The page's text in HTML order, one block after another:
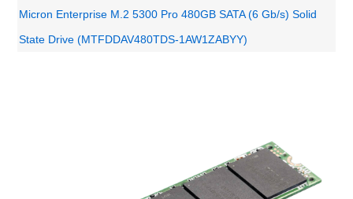
Micron Enterprise M.2 5300 Pro 480GB SATA (6 Gb/s) Solid
State Drive (MTFDDAV480TDS-1AW1ZABYY)